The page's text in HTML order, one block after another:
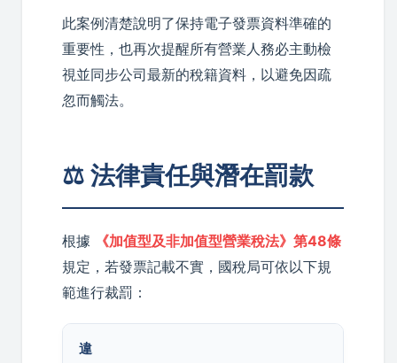
此案例清楚說明了保持電子發票資料準確的
重要性，也再次提醒所有營業人務必主動檢
視並同步公司最新的稅籍資料，以避免因疏
忽而觸法。
⚖️ 法律責任與潛在罰款
根據
《加值型及非加值型營業稅法》第48條
規定，若發票記載不實，國稅局可依以下規
範進行裁罰：
違